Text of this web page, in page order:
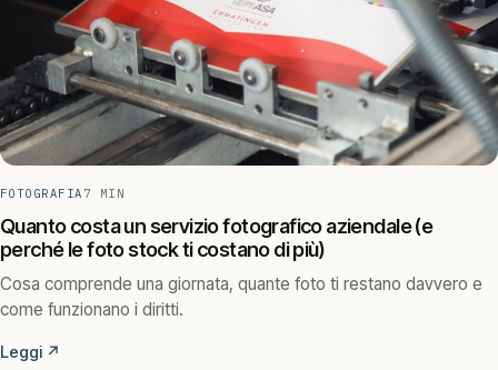
FOTOGRAFIA 7 MIN
Quanto costa un servizio fotografico aziendale (e
perché le foto stock ti costano di più)
Cosa comprende una giornata, quante foto ti restano davvero e
come funzionano i diritti.
Leggi ↗